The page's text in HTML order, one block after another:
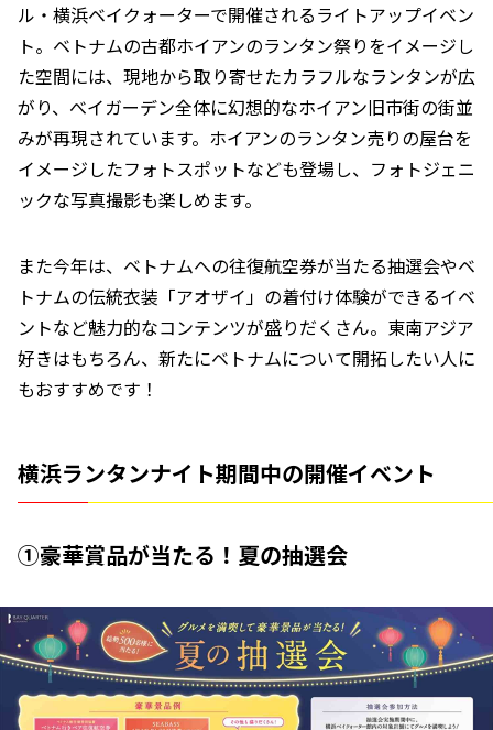
ル・横浜ベイクォーターで開催されるライトアップイベン
ト。ベトナムの古都ホイアンのランタン祭りをイメージし
た空間には、現地から取り寄せたカラフルなランタンが広
がり、べイガーデン全体に幻想的なホイアン旧市街の街並
みが再現されています。ホイアンのランタン売りの屋台を
イメージしたフォトスポットなども登場し、フォトジェニ
ックな写真撮影も楽しめます。
また今年は、ベトナムへの往復航空券が当たる抽選会やベ
トナムの伝統衣装「アオザイ」の着付け体験ができるイベ
ントなど魅力的なコンテンツが盛りだくさん。東南アジア
好きはもちろん、新たにベトナムについて開拓したい人に
もおすすめです！
横浜ランタンナイト期間中の開催イベント
①豪華賞品が当たる！夏の抽選会